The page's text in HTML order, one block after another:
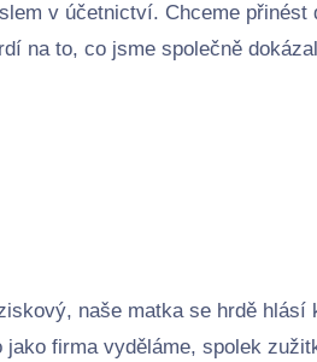
v účetnictví. Chceme
na to, co jsme společně
naše matka se hrdě hlásí
jako firma vyděláme, spolek